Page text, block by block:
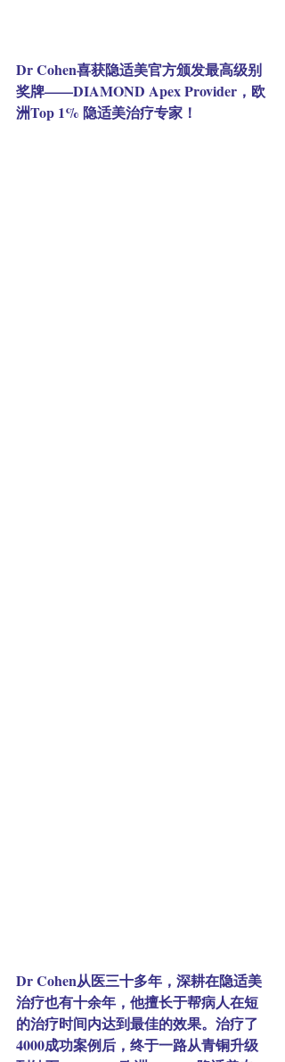
Dr Cohen喜获隐适美官方颁发最高级别
奖牌——DIAMOND Apex Provider，欧
洲Top 1% 隐适美治疗专家！
Dr Cohen从医三十多年，深耕在隐适美
治疗也有十余年，他擅长于帮病人在短
的治疗时间内达到最佳的效果。治疗了
4000成功案例后，终于一路从青铜升级